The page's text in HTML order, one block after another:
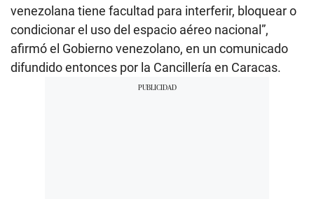
venezolana tiene facultad para interferir, bloquear o
condicionar el uso del espacio aéreo nacional”,
afirmó el Gobierno venezolano, en un comunicado
difundido entonces por la Cancillería en Caracas.